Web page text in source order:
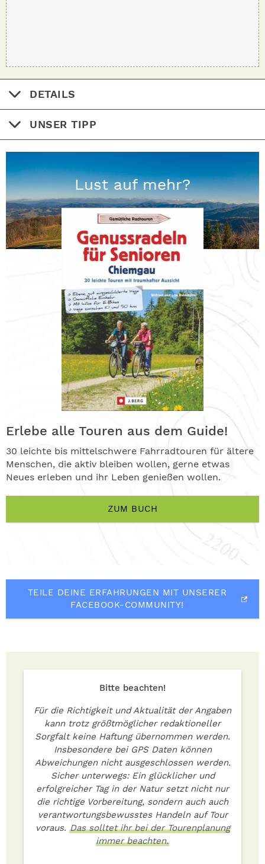
DETAILS
UNSER TIPP
Lust auf mehr?
Erlebe alle Touren aus dem Guide!
30 leichte bis mittelschwere Fahrradtouren für ältere
Menschen, die aktiv bleiben wollen, gerne etwas
Neues erleben und ihr Leben genießen wollen.
ZUM BUCH
TEILE DEINE ERFAHRUNGEN MIT UNSERER
FACEBOOK-COMMUNITY!
Bitte beachten!
Für die Richtigkeit und Aktualität der Angaben
kann trotz größtmöglicher redaktioneller
Sorgfalt keine Haftung übernommen werden.
Insbesondere bei GPS Daten können
Abweichungen nicht ausgeschlossen werden.
Sicher unterwegs: Ein glücklicher und
erfolgreicher Tag in der Natur setzt nicht nur
die richtige Vorbereitung, sondern auch auch
verantwortungsbewusstes Handeln auf Tour
voraus. Das solltet ihr bei der Tourenplanung
immer beachten.